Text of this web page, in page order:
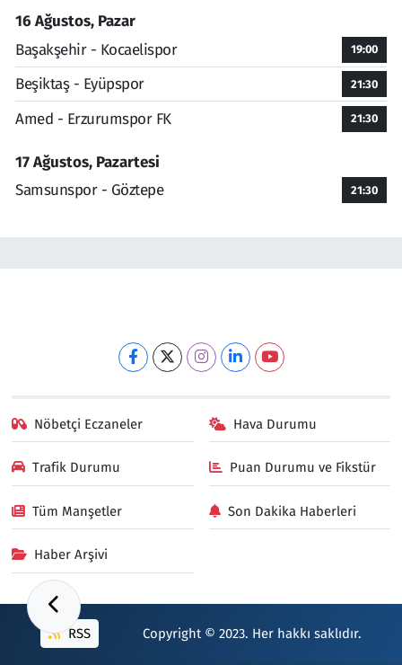
16 Ağustos, Pazar
Başakşehir - Kocaelispor
19:00
Beşiktaş - Eyüpspor 21:30
Amed - Erzurumspor FK 21:30
17 Ağustos, Pazartesi
Samsunspor - Göztepe
21:30
Nöbetçi Eczaneler Hava Durumu
Trafik Durumu Puan Durumu ve Fikstür
Tüm Manşetler Son Dakika Haberleri
Haber Arşivi
RSS Copyright © 2023. Her hakkı saklıdır.